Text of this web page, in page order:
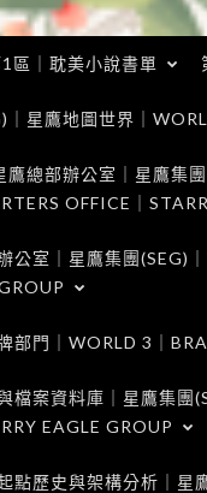
區｜耽美小說書單
｜星鷹地圖世界｜
鷹總部辦公室｜星鷹集
OFFICE｜
公室｜星鷹集團
部門｜WORLD 3｜
檔案資料庫｜星鷹集
EAGLE GROUP
點歷史與架構分析｜